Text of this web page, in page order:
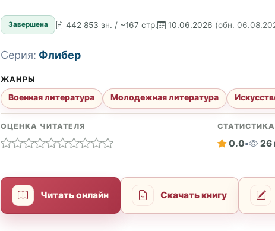
Завершена 442 853 зн. / ~167 стр. 10.06.2026 (обн.
Серия: Флибер
ЖАНРЫ
Военная литература Молодежная литература
ОЦЕНКА ЧИТАТЕЛЯ СТАТИСТИКА
0.0• 26
Читать онлайн Скачать книгу